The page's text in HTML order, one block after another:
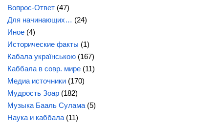
Вопрос-Ответ (47)
Для начинающих… (24)
Иное (4)
Исторические факты (1)
Кабала українською (167)
Каббала в совр. мире (11)
Медиа источники (170)
Мудрость Зоар (182)
Музыка Бааль Сулама (5)
Наука и каббала (11)